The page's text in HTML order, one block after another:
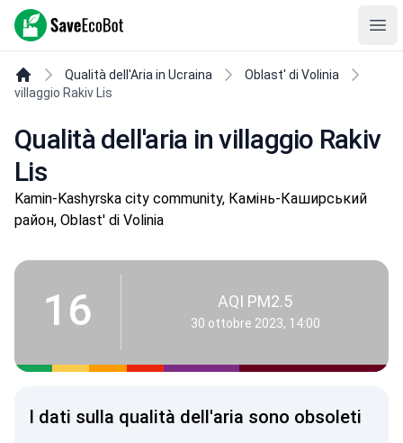
SaveEcoBot
Qualità dell'Aria in Ucraina
Oblast' di Volinia
villaggio Rakiv Lis
Qualità dell'aria in villaggio Rakiv
Lis
Kamin-Kashyrska city community, Камінь-Каширський
район, Oblast' di Volinia
16 AQI PM2.5
30 ottobre 2023, 14:00
I dati sulla qualità dell'aria sono obsoleti